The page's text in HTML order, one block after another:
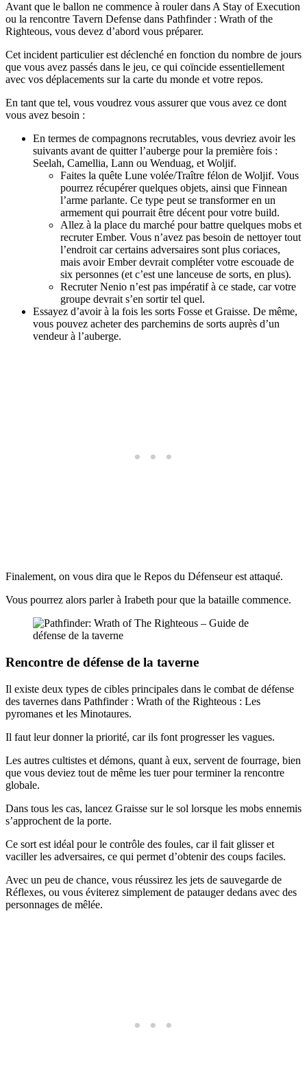
Avant que le ballon ne commence à rouler dans A Stay of Execution
ou la rencontre Tavern Defense dans Pathfinder : Wrath of the
Righteous, vous devez d’abord vous préparer.
Cet incident particulier est déclenché en fonction du nombre de jours
que vous avez passés dans le jeu, ce qui coïncide essentiellement
avec vos déplacements sur la carte du monde et votre repos.
En tant que tel, vous voudrez vous assurer que vous avez ce dont
vous avez besoin :
En termes de compagnons recrutables, vous devriez avoir les
suivants avant de quitter l’auberge pour la première fois :
Seelah, Camellia, Lann ou Wenduag, et Woljif.
Faites la quête Lune volée/Traître félon de Woljif. Vous
pourrez récupérer quelques objets, ainsi que Finnean
l’arme parlante. Ce type peut se transformer en un
armement qui pourrait être décent pour votre build.
Allez à la place du marché pour battre quelques mobs et
recruter Ember. Vous n’avez pas besoin de nettoyer tout
l’endroit car certains adversaires sont plus coriaces,
mais avoir Ember devrait compléter votre escouade de
six personnes (et c’est une lanceuse de sorts, en plus).
Recruter Nenio n’est pas impératif à ce stade, car votre
groupe devrait s’en sortir tel quel.
Essayez d’avoir à la fois les sorts Fosse et Graisse. De même,
vous pouvez acheter des parchemins de sorts auprès d’un
vendeur à l’auberge.
Finalement, on vous dira que le Repos du Défenseur est attaqué.
Vous pourrez alors parler à Irabeth pour que la bataille commence.
Rencontre de défense de la taverne
Il existe deux types de cibles principales dans le combat de défense
des tavernes dans Pathfinder : Wrath of the Righteous : Les
pyromanes et les Minotaures.
Il faut leur donner la priorité, car ils font progresser les vagues.
Les autres cultistes et démons, quant à eux, servent de fourrage, bien
que vous deviez tout de même les tuer pour terminer la rencontre
globale.
Dans tous les cas, lancez Graisse sur le sol lorsque les mobs ennemis
s’approchent de la porte.
Ce sort est idéal pour le contrôle des foules, car il fait glisser et
vaciller les adversaires, ce qui permet d’obtenir des coups faciles.
Avec un peu de chance, vous réussirez les jets de sauvegarde de
Réflexes, ou vous éviterez simplement de patauger dedans avec des
personnages de mêlée.